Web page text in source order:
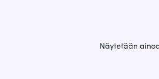
Näytetään